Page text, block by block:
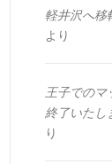
軽井沢へ移
より
王子での
終了いたし
り